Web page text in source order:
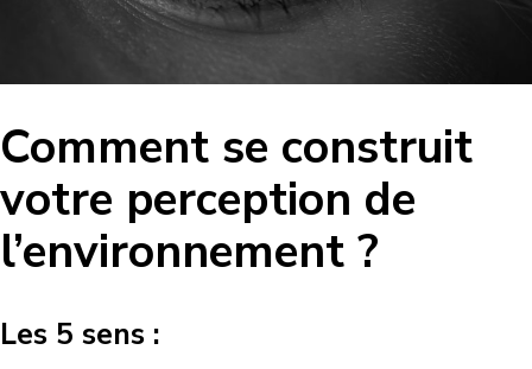
Comment se construit
votre perception de
l’environnement ?
Les 5 sens :